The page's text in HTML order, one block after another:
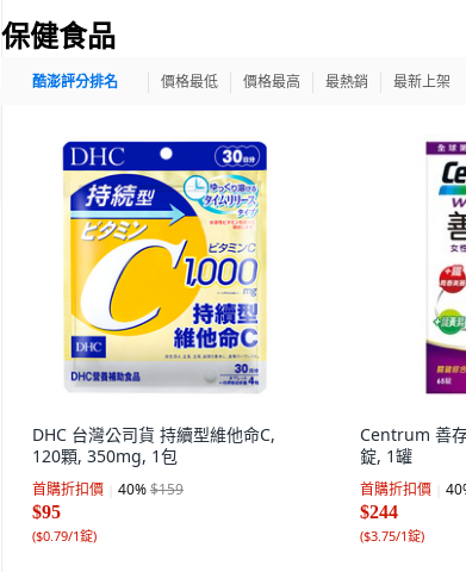
保健食品
酷澎評分排名 價格最低 價格最高 最熱銷 最新上架
DHC 台灣公司貨 持續型維他命C,
120顆, 350mg, 1包
首購折扣價 40%$159
$95
($0.79/1錠)
Centrum 善
錠, 1罐
首購折扣價 40
$244
($3.75/1錠)